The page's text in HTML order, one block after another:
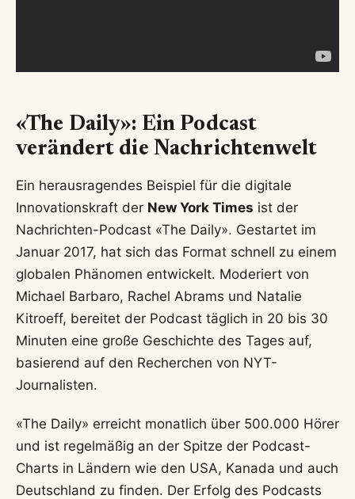
«The Daily»: Ein Podcast
verändert die Nachrichtenwelt
Ein herausragendes Beispiel für die digitale
Innovationskraft der New York Times ist der
Nachrichten-Podcast «The Daily». Gestartet im
Januar 2017, hat sich das Format schnell zu einem
globalen Phänomen entwickelt. Moderiert von
Michael Barbaro, Rachel Abrams und Natalie
Kitroeff, bereitet der Podcast täglich in 20 bis 30
Minuten eine große Geschichte des Tages auf,
basierend auf den Recherchen von NYT-
Journalisten.
«The Daily» erreicht monatlich über 500.000 Hörer
und ist regelmäßig an der Spitze der Podcast-
Charts in Ländern wie den USA, Kanada und auch
Deutschland zu finden. Der Erfolg des Podcasts